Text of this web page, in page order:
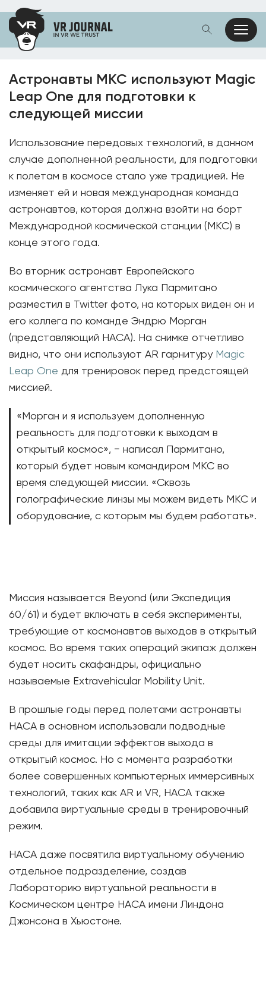
Астронавты МКС используют Magic
Leap One для подготовки к
следующей миссии
Использование передовых технологий, в данном
случае дополненной реальности, для подготовки
к полетам в космосе стало уже традицией. Не
изменяет ей и новая международная команда
астронавтов, которая должна взойти на борт
Международной космической станции (МКС) в
конце этого года.
Во вторник астронавт Европейского
космического агентства Лука Пармитано
разместил в Twitter фото, на которых виден он и
его коллега по команде Эндрю Морган
(представляющий НАСА). На снимке отчетливо
видно, что они используют AR гарнитуру Magic
Leap One для тренировок перед предстоящей
миссией.
«Морган и я используем дополненную
реальность для подготовки к выходам в
открытый космос», − написал Пармитано,
который будет новым командиром МКС во
время следующей миссии. «Сквозь
голографические линзы мы можем видеть МКС и
оборудование, с которым мы будем работать».
Миссия называется Beyond (или Экспедиция
60/61) и будет включать в себя эксперименты,
требующие от космонавтов выходов в открытый
космос. Во время таких операций экипаж должен
будет носить скафандры, официально
называемые Extravehicular Mobility Unit.
В прошлые годы перед полетами астронавты
НАСА в основном использовали подводные
среды для имитации эффектов выхода в
открытый космос. Но с момента разработки
более совершенных компьютерных иммерсивных
технологий, таких как AR и VR, НАСА также
добавила виртуальные среды в тренировочный
режим.
НАСА даже посвятила виртуальному обучению
отдельное подразделение, создав
Лабораторию виртуальной реальности в
Космическом центре НАСА имени Линдона
Джонсона в Хьюстоне.